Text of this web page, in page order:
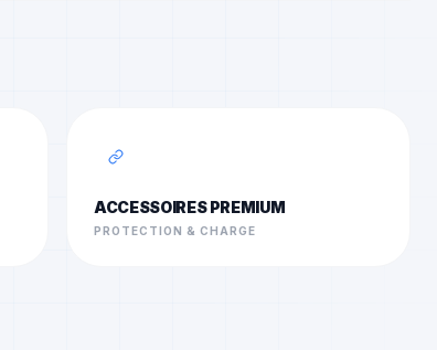
ACCESSOIRES PREMIUM
PROTECTION & CHARGE